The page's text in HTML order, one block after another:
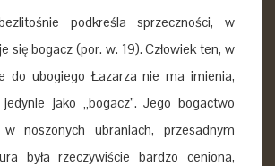
podkreśla sprzeczności, w
się bogacz (por. w. 19). Człowiek ten, w
do ubogiego Łazarza nie ma imienia,
jako „bogacz”. Jego bogactwo
noszonych ubraniach, przesadnym
była rzeczywiście bardzo ceniona,